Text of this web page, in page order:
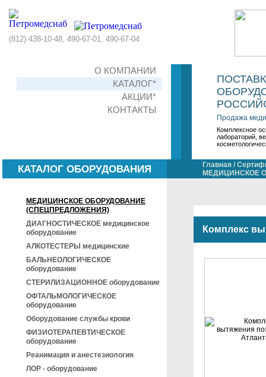
(812) 438-10-48, 490-67-01, 490-67-04
О КОМПАНИИ
КАТАЛОГ*
АКЦИИ*
КОНТАКТЫ
Продажа
Комплексное
лабораторий,
КАТАЛОГ ОБОРУДОВАНИЯ
МЕДИЦИНСКОЕ ОБОРУДОВАНИЕ
(СПЕЦПРЕДЛОЖЕНИЯ)
ДИАГНОСТИЧЕСКОЕ медицинское
оборудование
АЛКОТЕСТЕРЫ медицинские
БАЛЬНЕОЛОГИЧЕСКОЕ
оборудование
СТЕРИЛИЗАЦИОННОЕ оборудование
ОФТАЛЬМОЛОГИЧЕСКОЕ
оборудование
Оборудование службы крови
ФИЗИОТЕРАПЕВТИЧЕСКОЕ
оборудование
Реанимация и анестезиология
ЛОР - оборудование
Главная /
МЕДИЦИНСКОЕ
Комплекс